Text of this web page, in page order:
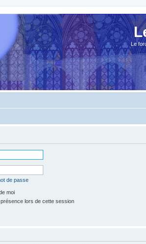
Le
de passe
moi
lors de cette session